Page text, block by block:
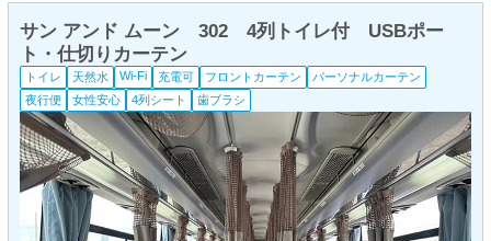
サン アンド ムーン 302 4列トイレ付 USBポー
ト・仕切りカーテン
トイレ 天然水 Wi-Fi 充電可 フロントカーテン
パーソナルカーテン
夜行便
女性安心 4列シート 歯ブラシ